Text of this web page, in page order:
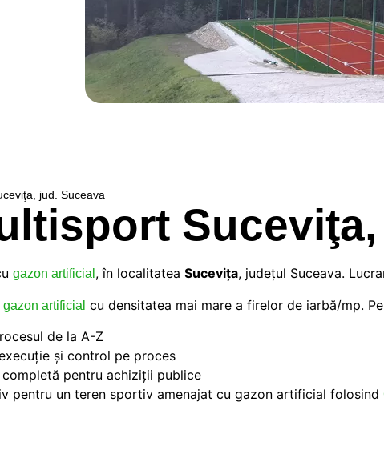
jud. Suceava
gazon artificial , în localitatea Sucevița, județul Suceava.
artificial cu densitatea mai mare a firelor de iarbă/mp.
de la A-Z
și control pe proces
pentru achiziții publice
pentru un teren sportiv amenajat cu gazon artificial folosind